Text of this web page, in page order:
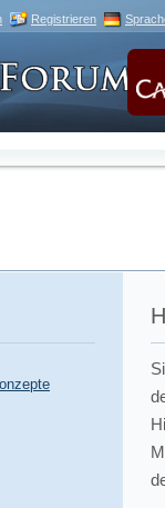
Registrieren